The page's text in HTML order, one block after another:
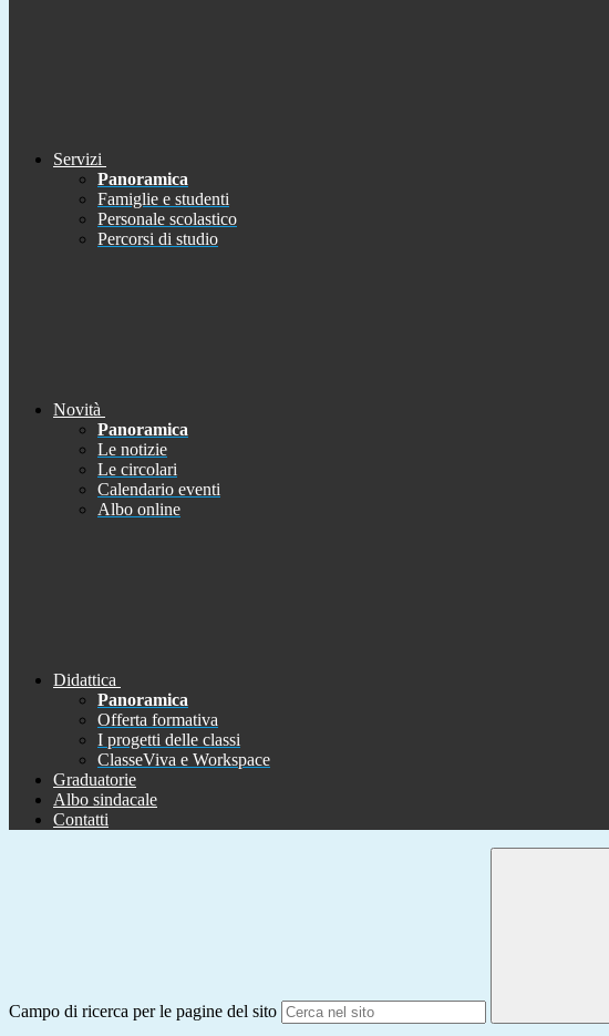
Servizi
Panoramica
Famiglie e studenti
Personale scolastico
Percorsi di studio
Novità
Panoramica
Le notizie
Le circolari
Calendario eventi
Albo online
Didattica
Panoramica
Offerta formativa
I progetti delle classi
ClasseViva e Workspace
Graduatorie
Albo sindacale
Contatti
Campo di ricerca per le pagine del sito